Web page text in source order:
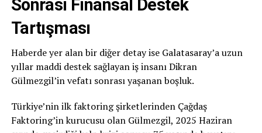
Sonrası Finansal Destek
Tartışması
Haberde yer alan bir diğer detay ise Galatasaray’a uzun
yıllar maddi destek sağlayan iş insanı Dikran
Gülmezgil’in vefatı sonrası yaşanan boşluk.
Türkiye’nin ilk faktoring şirketlerinden Çağdaş
Faktoring’in kurucusu olan Gülmezgil, 2025 Haziran